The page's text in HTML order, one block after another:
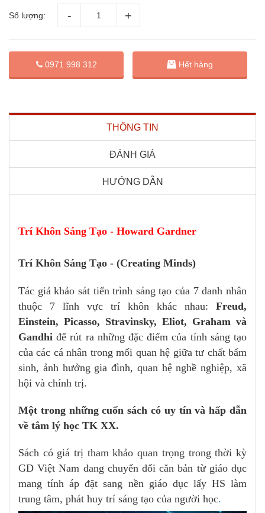
Số lượng:
0971 998 312 Hết hàng
THÔNG TIN
ĐÁNH GIÁ
HƯỚNG DẪN
Trí Khôn Sáng Tạo - Howard Gardner
Trí Khôn Sáng Tạo - (Creating Minds)
Tác giả khảo sát tiến trình sáng tạo của 7 danh nhân
thuộc 7 lĩnh vực trí khôn khác nhau: Freud,
Einstein, Picasso, Stravinsky, Eliot, Graham và
Gandhi để rút ra những đặc điểm của tính sáng tạo
của các cá nhân trong mối quan hệ giữa tư chất bẩm
sinh, ảnh hưởng gia đình, quan hệ nghề nghiệp, xã
hội và chính trị.
Một trong những cuốn sách có uy tín và hấp dẫn
về tâm lý học TK XX.
Sách có giá trị tham khảo quan trọng trong thời kỳ
GD Việt Nam đang chuyển đổi căn bản từ giáo dục
mang tính áp đặt sang nền giáo dục lấy HS làm
trung tâm, phát huy trí sáng tạo của người học.